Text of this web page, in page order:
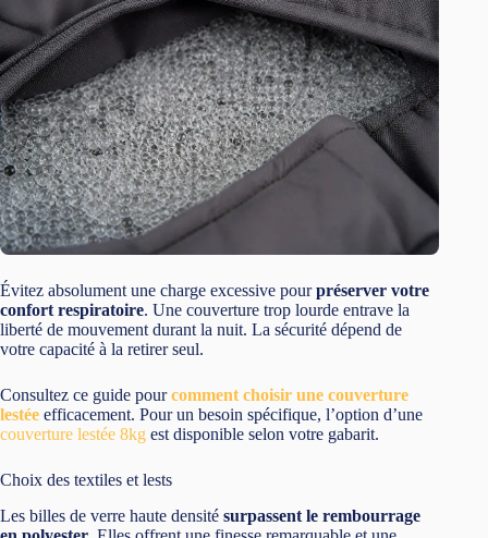
Évitez absolument une charge excessive pourpréserver votre
confort respiratoire. Une couverture trop lourde entrave la
liberté de mouvement durant la nuit. La sécurité dépend de
votre capacité à la retirer seul.
Consultez ce guide pourcomment choisir une couverture
lestée efficacement. Pour un besoin spécifique, l’option d’une
couverture lestée 8kg est disponible selon votre gabarit.
Choix des textiles et lests
Les billes de verre haute densité surpassent le rembourrage